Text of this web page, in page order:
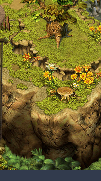
ページTOPへ
サポート